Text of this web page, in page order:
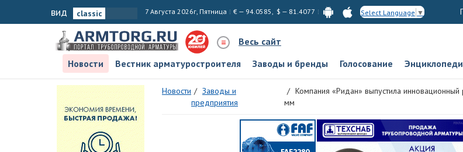
вид 7 Августа 2026г, Пятница € — 94.0585, $ — 81.4077 Select Language ▼
Весь сайт
Новости
Вестник арматуростроителя Заводы и бренды Голосование
Новости
Заводы и
предприятия
Компания «Ридан» выпустила
мм